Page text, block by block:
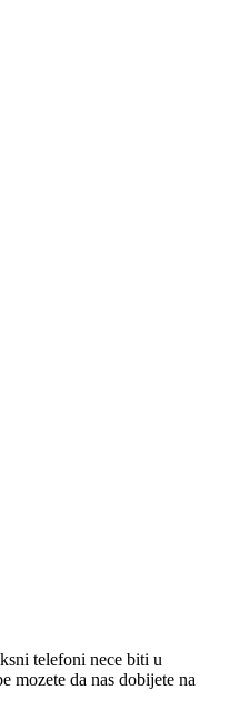
telefoni nece biti u
mozete da nas dobijete na